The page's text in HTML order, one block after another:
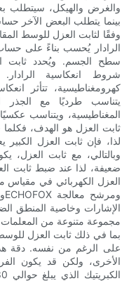
والغرض والهيكل، سيتطلب
بينما يتطلب البعض الآخر
وفقًا لثابت العزل للوسط
الرادار يُحسب بناءً على
سطح الجسم. ويُحدد ثابت
شروط انعكاسية
كهرومغناطيسية، تتأثر
يتناسب طرديًا مع الجذر
المغناطيسية، ويتناسب
ثابت العزل هو الهدف،
لذا، فإن ثابت العزل
وبالتالي، مع ثابت العزل،
العزل الكهربائي في مقياس
الإشارات وخاصية المنطق
مجموعة متنوعة من المعلمات
على الرغم من نفسه. دقة
الأخرى، ولكن قد يكون